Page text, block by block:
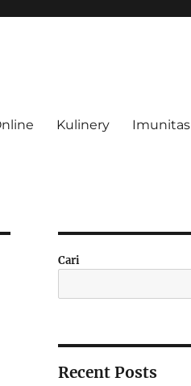
Kulinery Imunitas
Cari
Recent Posts